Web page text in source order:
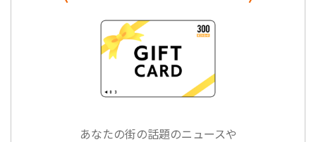
あなたの街の話題のニュースや